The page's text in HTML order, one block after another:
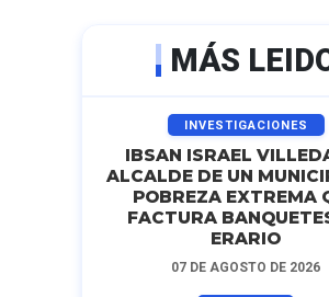
MÁS
INVESTIGACIONES
IBSAN ISRAEL
ALCALDE DE UN
POBREZA EXTREMA
FACTURA
ERARIO
07 DE AGOSTO DE 2026